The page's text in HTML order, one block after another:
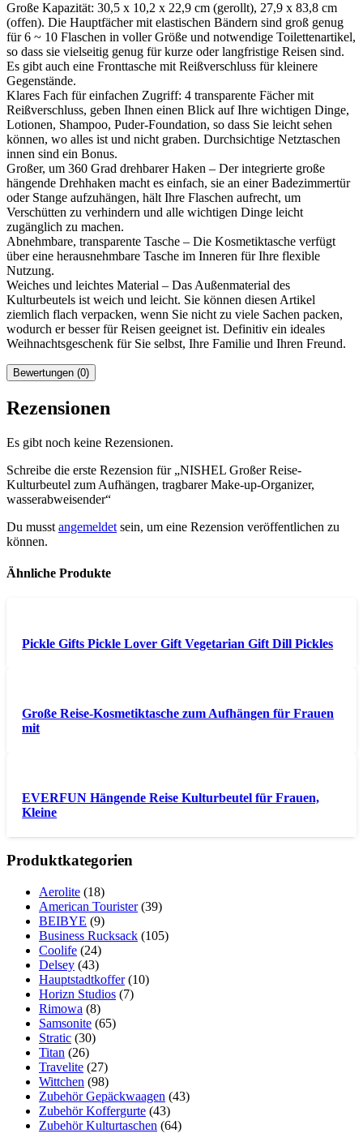
Große Kapazität: 30,5 x 10,2 x 22,9 cm (gerollt), 27,9 x 83,8 cm
(offen). Die Hauptfächer mit elastischen Bändern sind groß genug
für 6 ~ 10 Flaschen in voller Größe und notwendige Toilettenartikel,
so dass sie vielseitig genug für kurze oder langfristige Reisen sind.
Es gibt auch eine Fronttasche mit Reißverschluss für kleinere
Gegenstände.
Klares Fach für einfachen Zugriff: 4 transparente Fächer mit
Reißverschluss, geben Ihnen einen Blick auf Ihre wichtigen Dinge,
Lotionen, Shampoo, Puder-Foundation, so dass Sie leicht sehen
können, wo alles ist und nicht graben. Durchsichtige Netztaschen
innen sind ein Bonus.
Großer, um 360 Grad drehbarer Haken – Der integrierte große
hängende Drehhaken macht es einfach, sie an einer Badezimmertür
oder Stange aufzuhängen, hält Ihre Flaschen aufrecht, um
Verschütten zu verhindern und alle wichtigen Dinge leicht
zugänglich zu machen.
Abnehmbare, transparente Tasche – Die Kosmetiktasche verfügt
über eine herausnehmbare Tasche im Inneren für Ihre flexible
Nutzung.
Weiches und leichtes Material – Das Außenmaterial des
Kulturbeutels ist weich und leicht. Sie können diesen Artikel
ziemlich flach verpacken, wenn Sie nicht zu viele Sachen packen,
wodurch er besser für Reisen geeignet ist. Definitiv ein ideales
Weihnachtsgeschenk für Sie selbst, Ihre Familie und Ihren Freund.
Bewertungen (0)
Rezensionen
Es gibt noch keine Rezensionen.
Schreibe die erste Rezension für „NISHEL Großer Reise-
Kulturbeutel zum Aufhängen, tragbarer Make-up-Organizer,
wasserabweisender“
Du musst angemeldet sein, um eine Rezension veröffentlichen zu
können.
Ähnliche Produkte
Pickle Gifts Pickle Lover Gift Vegetarian Gift Dill Pickles
Große Reise-Kosmetiktasche zum Aufhängen für Frauen
mit
EVERFUN Hängende Reise Kulturbeutel für Frauen,
Kleine
Produktkategorien
Aerolite (18)
American Tourister (39)
BEIBYE (9)
Business Rucksack (105)
Coolife (24)
Delsey (43)
Hauptstadtkoffer (10)
Horizn Studios (7)
Rimowa (8)
Samsonite (65)
Stratic (30)
Titan (26)
Travelite (27)
Wittchen (98)
Zubehör Gepäckwaagen (43)
Zubehör Koffergurte (43)
Zubehör Kulturtaschen (64)